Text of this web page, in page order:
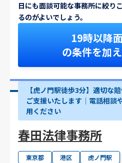
日にも面談可能な事務所に絞り
るのがよいでしょう。
19時以降
の条件を加
【虎ノ門駅徒歩3分】適切な
ご支援いたします│電話相談
用ください
春田法律事務所
東京都 港区 虎ノ門駅